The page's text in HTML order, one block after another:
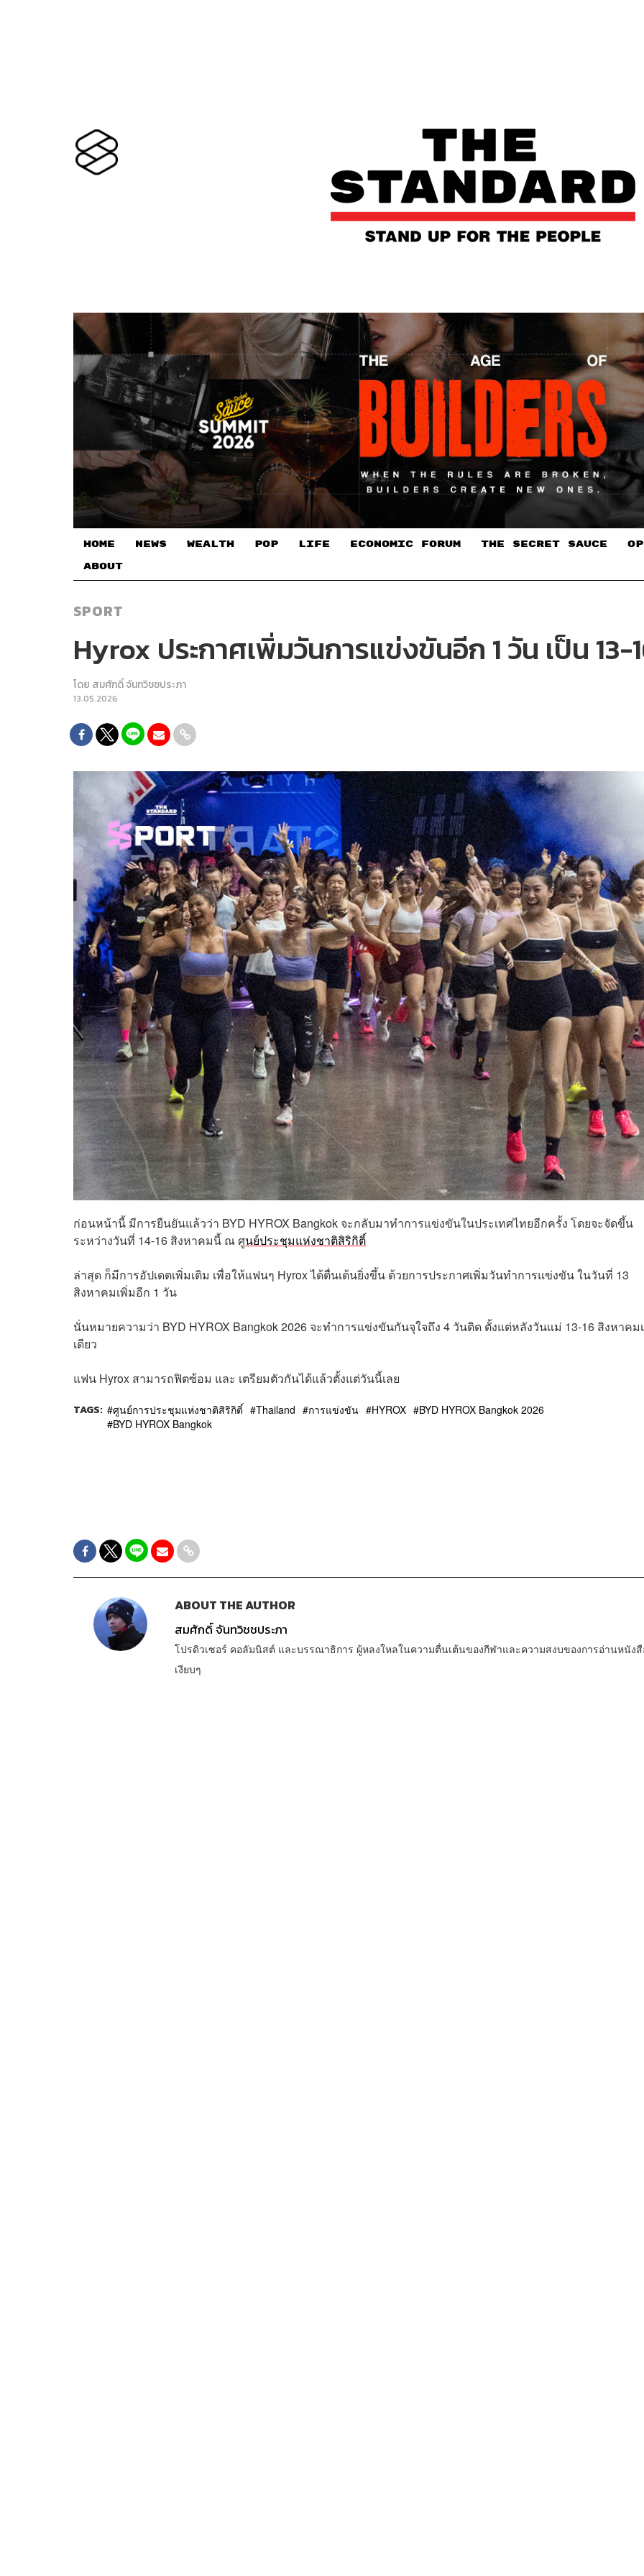
HOME NEWS WEALTH POP LIFE ECONOMIC FORUM THE SECRET SAUCE​
ABOUT
SPORT
Hyrox ประกาศเพิ่มวันการแข่งขันอีก 1 วัน เป็น
โดย สมศักดิ์ จันทวิชชประภา
13.05.2026
ก่อนหน้านี้ มีการยืนยันแล้วว่า BYD HYROX Bangkok จะกลับมาทำการแข่งขันในประเทศไทยอีกครั้ง โดยจะจัดขึ้น
ระหว่างวันที่ 14-16 สิงหาคมนี้ ณ ศูนย์ประชุมแห่งชาติสิริกิติ์
ล่าสุด ก็มีการอัปเดตเพิ่มเติม เพื่อให้แฟนๆ Hyrox ได้ตื่นเต้นยิ่งขึ้น ด้วยการประกาศเพิ่มวันทำการแข่งขัน ในวันที่ 13
สิงหาคมเพิ่มอีก 1 วัน
นั่นหมายความว่า BYD HYROX Bangkok 2026 จะทำการแข่งขันกันจุใจถึง 4 วันติด ตั้งแต่หลังวันแม่ 13-16 สิงหาคม
เดียว
แฟน Hyrox สามารถฟิตซ้อม และ เตรียมตัวกันได้แล้วตั้งแต่วันนี้เลย
TAGS: ศูนย์การประชุมแห่งชาติสิริกิติ์ Thailand การแข่งขัน HYROX
BYD HYROX Bangkok 2026
BYD HYROX Bangkok
ABOUT THE AUTHOR
สมศักดิ์ จันทวิชชประภา
โปรดิวเซอร์ คอลัมนิสต์ และบรรณาธิการ ผู้หลงใหลในความตื่นเต้นของกีฬาและความสงบของการอ่านหนัง
เงียบๆ